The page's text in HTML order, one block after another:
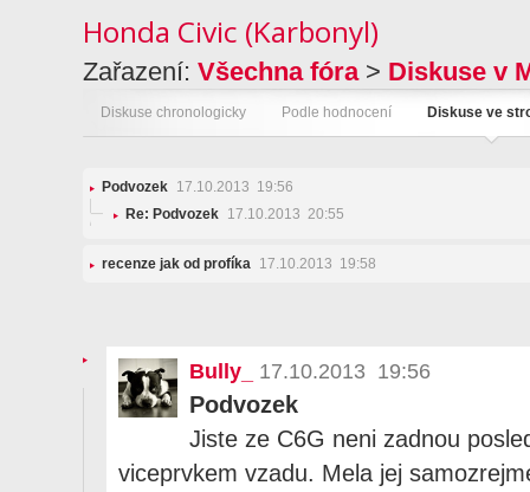
Honda Civic (Karbonyl)
Zařazení: Všechna fóra> Diskuse v
Diskuse chronologicky Podle hodnocení Diskuse ve
Podvozek 17.10.2013 19:56
Re: Podvozek 17.10.2013 20:55
recenze jak od profíka 17.10.2013 19:58
Bully_ 17.10.2013 19:56
Podvozek
Jiste ze C6G neni zadnou
viceprvkem vzadu. Mela jej